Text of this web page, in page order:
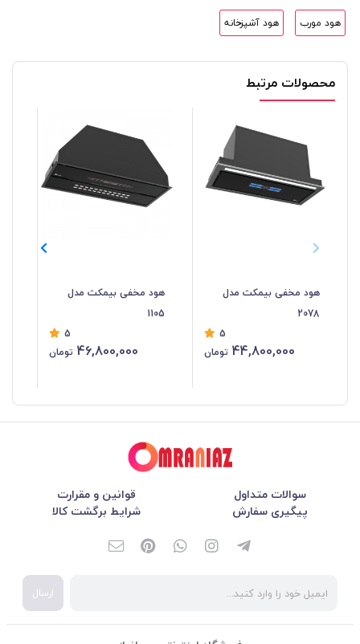
هود مورب هود آشپزخانه
محصولات مرتبط
هود مخفی بیمکث مدل
2078
5
44,800,000 تومان
هود مخفی بیمکث مدل
1105
5
46,800,000 تومان
سوالات متداول
قوانین و مقرارت
پیگیری سفارش
شرایط برگشت کالا
ارسال